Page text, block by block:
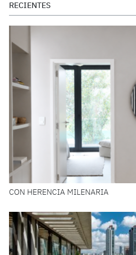
RECIENTES
CON HERENCIA MILENARIA